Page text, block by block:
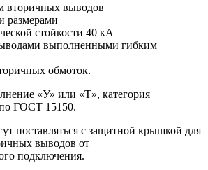
вторичных выводов
размерами
стойкости 40 кА
выполненными гибким
обмоток.
«У» или «Т», категория
ГОСТ 15150.
поставляться с защитной крышкой для
выводов от
подключения.